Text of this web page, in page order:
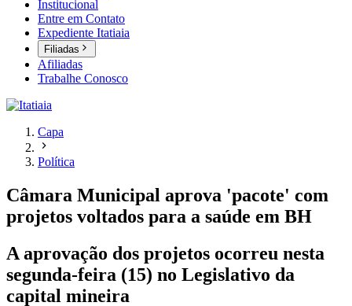
Institucional
Entre em Contato
Expediente Itatiaia
Filiadas
Afiliadas
Trabalhe Conosco
Capa
Política
Câmara Municipal aprova 'pacote' com
projetos voltados para a saúde em BH
A aprovação dos projetos ocorreu nesta
segunda-feira (15) no Legislativo da
capital mineira